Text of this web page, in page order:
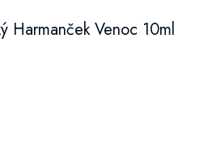
Harmanček Venoc 10ml